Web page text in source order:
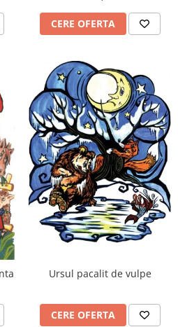
CERE OFERTA
Ursul pacalit de vulpe
CERE OFERTA